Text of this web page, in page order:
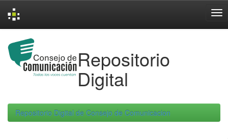
navigation
Repositorio
Digital
Repositorio Digital de Consejo de Comunicacion